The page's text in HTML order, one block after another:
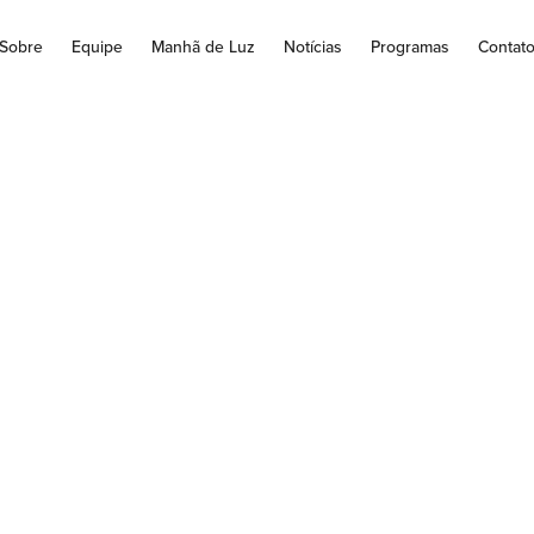
Sobre Equipe Manhã de Luz Notícias Programas Contato